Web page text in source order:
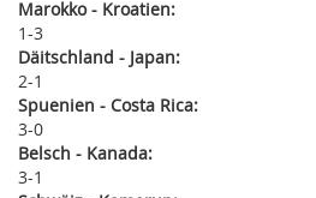
Marokko - Kroatien:
1 3
Däitschland - Japan:
2 1
Spuenien - Costa Rica:
3 0
Belsch - Kanada:
3 1